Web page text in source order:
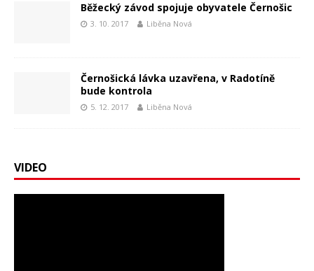
Běžecký závod spojuje obyvatele Černošic
3. 10. 2017 Liběna Nová
Černošická lávka uzavřena, v Radotíně
bude kontrola
5. 12. 2017 Liběna Nová
VIDEO